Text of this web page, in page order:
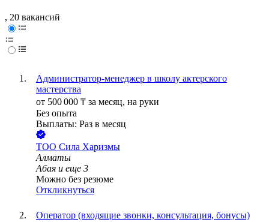
, 20 вакансий
Администратор-менеджер в школу актерского
мастерства
от 500 000 ₸ за месяц, на руки
Без опыта
Выплаты: Раз в месяц
ТОО Сила Харизмы
Алматы
Абая и еще 3
Можно без резюме
Откликнуться
Оператор (входящие звонки, консультация, бонусы)